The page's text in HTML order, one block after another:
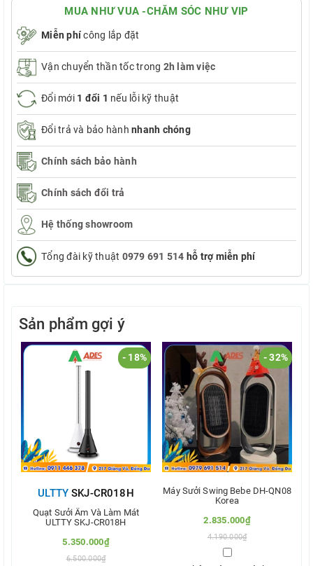
MUA NHƯ VUA -CHĂM SÓC NHƯ VIP
Miễn phícông lắp đặt
Vận chuyển thần tốc trong 2h làm việc
Đổi mới 1 đổi 1 nếu lỗi kỹ thuật
Đổi trả và bảo hành nhanh chóng
Chính sách bảo hành
Chính sách đổi trả
Hệ thống showroom
Tổng đài kỹ thuật 0979 691 514 hỗ trợ miễn phí
Sản phẩm gợi ý
- 18%
ULTTY SKJ-CR018H
Quạt Sưởi Ấm Và Làm Mát
ULTTY SKJ-CR018H
5.350.000₫
6.500.000₫
- 32%
Máy Sưởi Swing Bebe DH-QN08
Korea
2.835.000₫
4.190.000₫